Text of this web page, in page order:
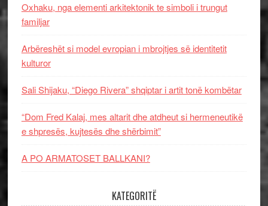
Oxhaku, nga elementi arkitektonik te simboli i trungut
familjar
Arbëreshët si model evropian i mbrojtjes së identitetit
kulturor
Sali Shijaku, “Diego Rivera” shqiptar i artit tonë kombëtar
“Dom Fred Kalaj, mes altarit dhe atdheut si hermeneutikë
e shpresës, kujtesës dhe shërbimit”
A PO ARMATOSET BALLKANI?
KATEGORITË